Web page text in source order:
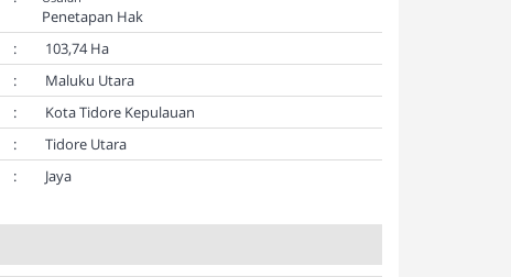
Penetapan Hak
:
103,74 Ha
:
Maluku Utara
:
Kota Tidore Kepulauan
:
Tidore Utara
: Jaya